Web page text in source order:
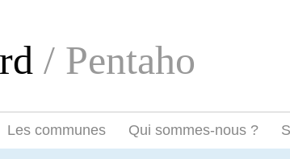
/ Pentaho
Les communes Qui sommes-nous ?